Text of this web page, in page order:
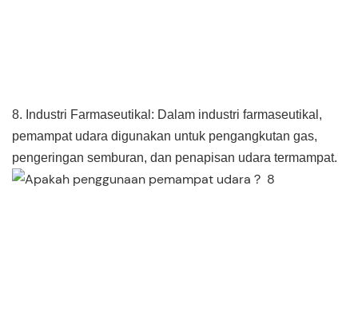
8. Industri Farmaseutikal: Dalam industri farmaseutikal,
pemampat udara digunakan untuk pengangkutan gas,
pengeringan semburan, dan penapisan udara termampat.